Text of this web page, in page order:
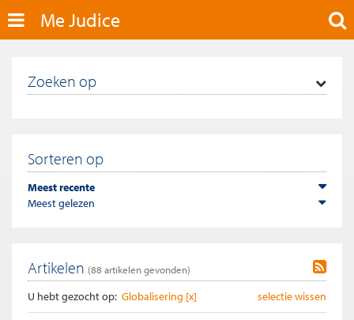
Me Judice
Zoeken op
Sorteren op
Meest recente
Meest gelezen
Artikelen (88 artikelen gevonden)
U hebt gezocht op: selectie wissen
Globalisering [x]